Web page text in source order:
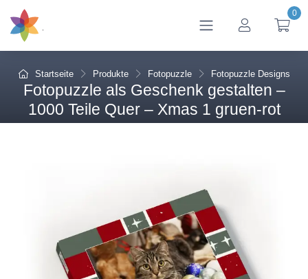
0
Startseite Produkte Fotopuzzle Fotopuzzle Designs
Fotopuzzle als Geschenk gestalten –
1000 Teile Quer – Xmas 1 gruen-rot